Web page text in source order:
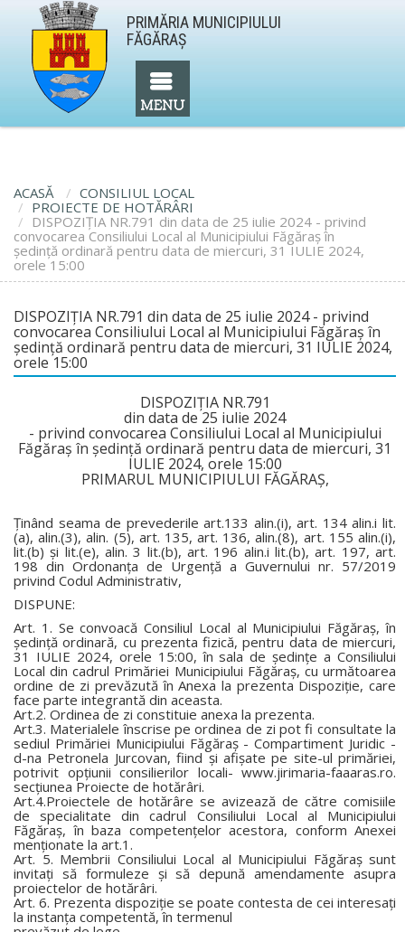
PRIMĂRIA MUNICIPIULUI
FĂGĂRAŞ
ACASĂ
CONSILIUL LOCAL
PROIECTE DE HOTĂRÂRI
DISPOZIŢIA NR.791 din data de 25 iulie 2024 - privind
convocarea Consiliului Local al Municipiului Făgăraş în
şedinţă ordinară pentru data de miercuri, 31 IULIE 2024,
orele 15:00
DISPOZIŢIA NR.791 din data de 25 iulie 2024 - privind
convocarea Consiliului Local al Municipiului Făgăraş în
şedinţă ordinară pentru data de miercuri, 31 IULIE 2024,
orele 15:00
DISPOZIŢIA NR.791
din data de 25 iulie 2024
- privind convocarea Consiliului Local al Municipiului
Făgăraş în şedinţă ordinară pentru data de miercuri, 31
IULIE 2024, orele 15:00
PRIMARUL MUNICIPIULUI FĂGĂRAŞ,
Ţinând seama de prevederile art.133 alin.(i), art. 134 alin.i lit.
(a), alin.(3), alin. (5), art. 135, art. 136, alin.(8), art. 155 alin.(i),
lit.(b) şi lit.(e), alin. 3 lit.(b), art. 196 alin.i lit.(b), art. 197, art.
198 din Ordonanţa de Urgenţă a Guvernului nr. 57/2019
privind Codul Administrativ,
DISPUNE:
Art. 1. Se convoacă Consiliul Local al Municipiului Făgăraş, în
şedinţă ordinară, cu prezenta fizică, pentru data de miercuri,
31 IULIE 2024, orele 15:00, în sala de şedinţe a Consiliului
Local din cadrul Primăriei Municipiului Făgăraş, cu următoarea
ordine de zi prevăzută în Anexa la prezenta Dispoziţie, care
face parte integrantă din aceasta.
Art.2. Ordinea de zi constituie anexa la prezenta.
Art.3. Materialele înscrise pe ordinea de zi pot fi consultate la
sediul Primăriei Municipiului Făgăraş - Compartiment Juridic -
d-na Petronela Jurcovan, fiind şi afişate pe site-ul primăriei,
potrivit opţiunii consilierilor locali- www.jirimaria-faaaras.ro.
secţiunea Proiecte de hotărâri.
Art.4.Proiectele de hotărâre se avizează de către comisiile
de specialitate din cadrul Consiliului Local al Municipiului
Făgăraş, în baza competenţelor acestora, conform Anexei
menţionate la art.1.
Art. 5. Membrii Consiliului Local al Municipiului Făgăraş sunt
invitaţi să formuleze şi să depună amendamente asupra
proiectelor de hotărâri.
Art. 6. Prezenta dispoziţie se poate contesta de cei interesaţi
la instanţa competentă, în termenul